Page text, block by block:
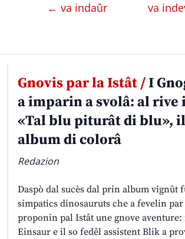
← va indaûr va
Gnovis par la Istât /I
a imparin a svolâ: al rive
«Tal blu piturât di blu»,
album di colorâ
Redazion
Daspò dal sucès dal prin album vignût
simpatics dinosauruts che a fevelin
proponin pal Istât une gnove
Einsaur e il so fedêl assistent Blik a